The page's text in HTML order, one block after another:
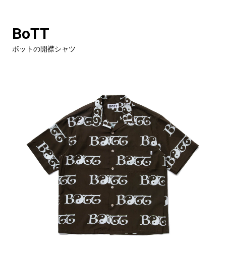
BoTT
ボットの開襟シャツ